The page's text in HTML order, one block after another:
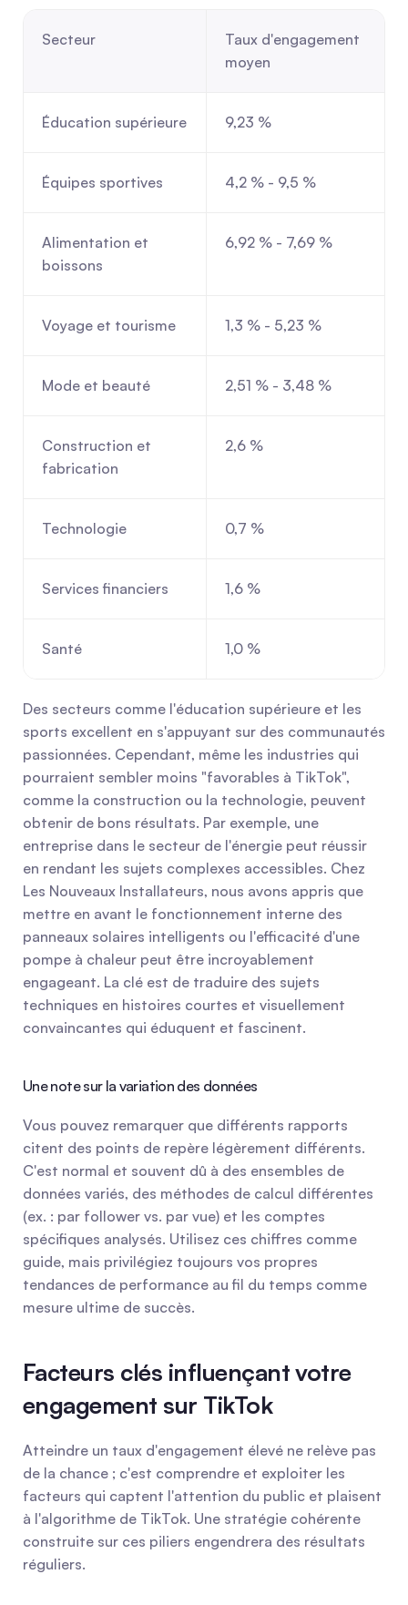
Secteur
Taux d'engagement
moyen
Éducation supérieure 9,23 %
Équipes sportives 4,2 % - 9,5 %
Alimentation et
boissons
6,92 % - 7,69 %
Voyage et tourisme 1,3 % - 5,23 %
Mode et beauté 2,51 % - 3,48 %
Construction et
fabrication
2,6 %
Technologie 0,7 %
Services financiers 1,6 %
Santé 1,0 %
Des secteurs comme l'éducation supérieure et les
sports excellent en s'appuyant sur des communautés
passionnées. Cependant, même les industries qui
pourraient sembler moins "favorables à TikTok",
comme la construction ou la technologie, peuvent
obtenir de bons résultats. Par exemple, une
entreprise dans le secteur de l'énergie peut réussir
en rendant les sujets complexes accessibles. Chez
Les Nouveaux Installateurs, nous avons appris que
mettre en avant le fonctionnement interne des
panneaux solaires intelligents ou l'efficacité d'une
pompe à chaleur peut être incroyablement
engageant. La clé est de traduire des sujets
techniques en histoires courtes et visuellement
convaincantes qui éduquent et fascinent.
Une note sur la variation des données
Vous pouvez remarquer que différents rapports
citent des points de repère légèrement différents.
C'est normal et souvent dû à des ensembles de
données variés, des méthodes de calcul différentes
(ex. : par follower vs. par vue) et les comptes
spécifiques analysés. Utilisez ces chiffres comme
guide, mais privilégiez toujours vos propres
tendances de performance au fil du temps comme
mesure ultime de succès.
Facteurs clés influençant votre
engagement sur TikTok
Atteindre un taux d'engagement élevé ne relève pas
de la chance ; c'est comprendre et exploiter les
facteurs qui captent l'attention du public et plaisent
à l'algorithme de TikTok. Une stratégie cohérente
construite sur ces piliers engendrera des résultats
réguliers.